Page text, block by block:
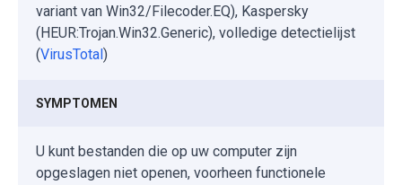
variant van Win32/Filecoder.EQ), Kaspersky
(HEUR:Trojan.Win32.Generic), volledige detectielijst
(VirusTotal)
SYMPTOMEN
U kunt bestanden die op uw computer zijn
opgeslagen niet openen, voorheen functionele